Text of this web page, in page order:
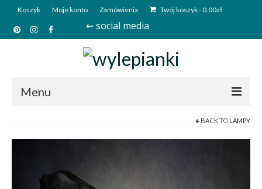
Koszyk Moje konto Zamówienia Twój koszyk-0.00zł
⇜ social media
Menu
Kim jesteśmy?
BACK TOLAMPY